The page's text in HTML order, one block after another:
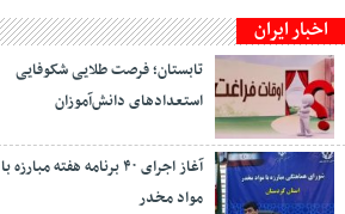
اخبار ایران
تابستان؛ فرصت طلایی شکوفایی
استعدادهای دانش‌آموزان
آغاز اجرای ۴۰ برنامه هفته مبارزه با
مواد مخدر